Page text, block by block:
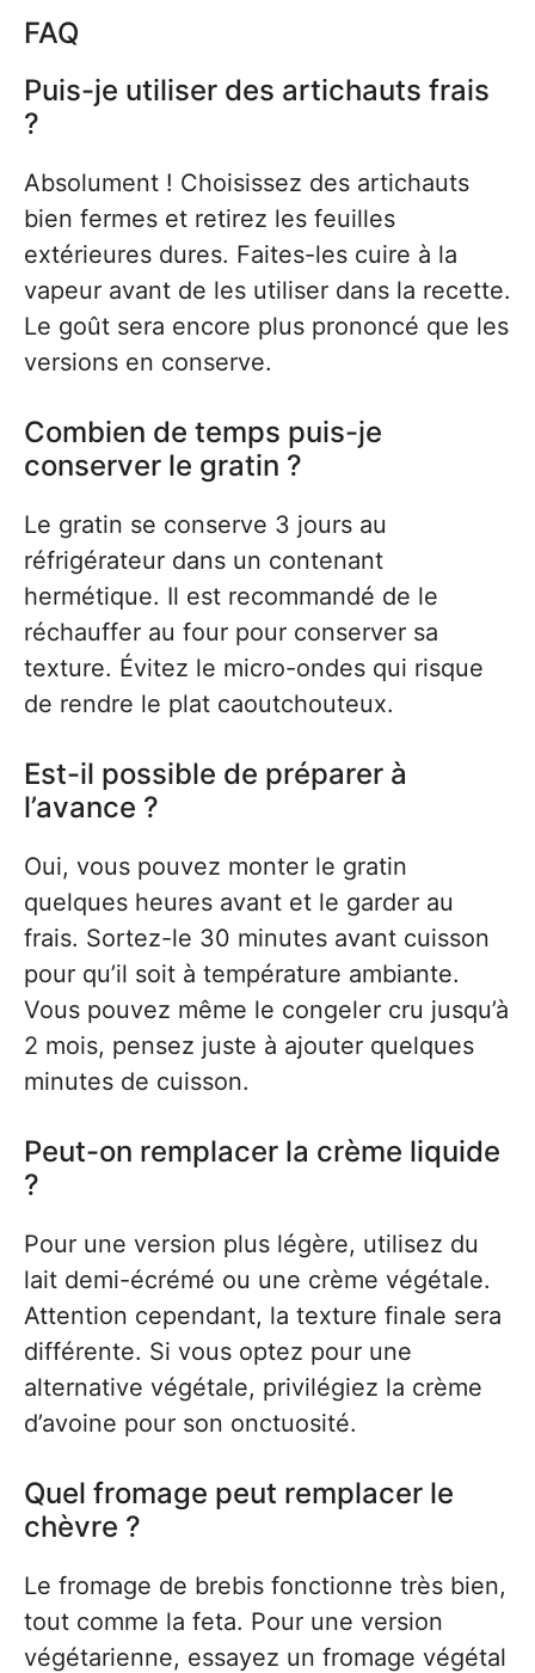
FAQ
Puis-je utiliser des artichauts frais
?
Absolument ! Choisissez des artichauts
bien fermes et retirez les feuilles
extérieures dures. Faites-les cuire à la
vapeur avant de les utiliser dans la recette.
Le goût sera encore plus prononcé que les
versions en conserve.
Combien de temps puis-je
conserver le gratin ?
Le gratin se conserve 3 jours au
réfrigérateur dans un contenant
hermétique. Il est recommandé de le
réchauffer au four pour conserver sa
texture. Évitez le micro-ondes qui risque
de rendre le plat caoutchouteux.
Est-il possible de préparer à
l’avance ?
Oui, vous pouvez monter le gratin
quelques heures avant et le garder au
frais. Sortez-le 30 minutes avant cuisson
pour qu’il soit à température ambiante.
Vous pouvez même le congeler cru jusqu’à
2 mois, pensez juste à ajouter quelques
minutes de cuisson.
Peut-on remplacer la crème liquide
?
Pour une version plus légère, utilisez du
lait demi-écrémé ou une crème végétale.
Attention cependant, la texture finale sera
différente. Si vous optez pour une
alternative végétale, privilégiez la crème
d’avoine pour son onctuosité.
Quel fromage peut remplacer le
chèvre ?
Le fromage de brebis fonctionne très bien,
tout comme la feta. Pour une version
végétarienne, essayez un fromage végétal